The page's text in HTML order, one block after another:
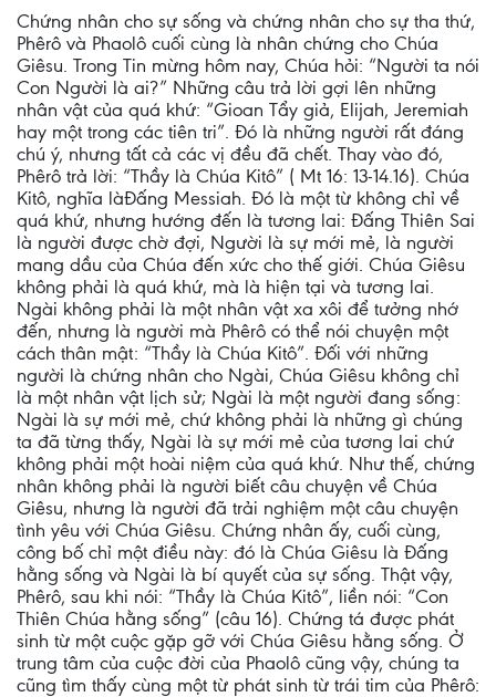
Chứng nhân cho sự sống và chứng nhân cho sự tha thứ,
Phêrô và Phaolô cuối cùng là nhân chứng cho Chúa
Giêsu. Trong Tin mừng hôm nay, Chúa hỏi: “Người ta nói
Con Người là ai?” Những câu trả lời gợi lên những
nhân vật của quá khứ: “Gioan Tẩy giả, Elijah, Jeremiah
hay một trong các tiên tri”. Đó là những người rất đáng
chú ý, nhưng tất cả các vị đều đã chết. Thay vào đó,
Phêrô trả lời: “Thầy là Chúa Kitô” ( Mt 16: 13-14.16). Chúa
Kitô, nghĩa làĐấng Messiah. Đó là một từ không chỉ về
quá khứ, nhưng hướng đến là tương lai: Đấng Thiên Sai
là người được chờ đợi, Người là sự mới mẻ, là người
mang dầu của Chúa đến xức cho thế giới. Chúa Giêsu
không phải là quá khứ, mà là hiện tại và tương lai.
Ngài không phải là một nhân vật xa xôi để tưởng nhớ
đến, nhưng là người mà Phêrô có thể nói chuyện một
cách thân mật: “Thầy là Chúa Kitô”. Đối với những
người là chứng nhân cho Ngài, Chúa Giêsu không chỉ
là một nhân vật lịch sử; Ngài là một người đang sống:
Ngài là sự mới mẻ, chứ không phải là những gì chúng
ta đã từng thấy, Ngài là sự mới mẻ của tương lai chứ
không phải một hoài niệm của quá khứ. Như thế, chứng
nhân không phải là người biết câu chuyện về Chúa
Giêsu, nhưng là người đã trải nghiệm một câu chuyện
tình yêu với Chúa Giêsu. Chứng nhân ấy, cuối cùng,
công bố chỉ một điều này: đó là Chúa Giêsu là Đấng
hằng sống và Ngài là bí quyết của sự sống. Thật vậy,
Phêrô, sau khi nói: “Thầy là Chúa Kitô”, liền nói: “Con
Thiên Chúa hằng sống” (câu 16). Chứng tá được phát
sinh từ một cuộc gặp gỡ với Chúa Giêsu hằng sống. Ở
trung tâm của cuộc đời của Phaolô cũng vậy, chúng ta
cũng tìm thấy cùng một từ phát sinh từ trái tim của Phêrô: